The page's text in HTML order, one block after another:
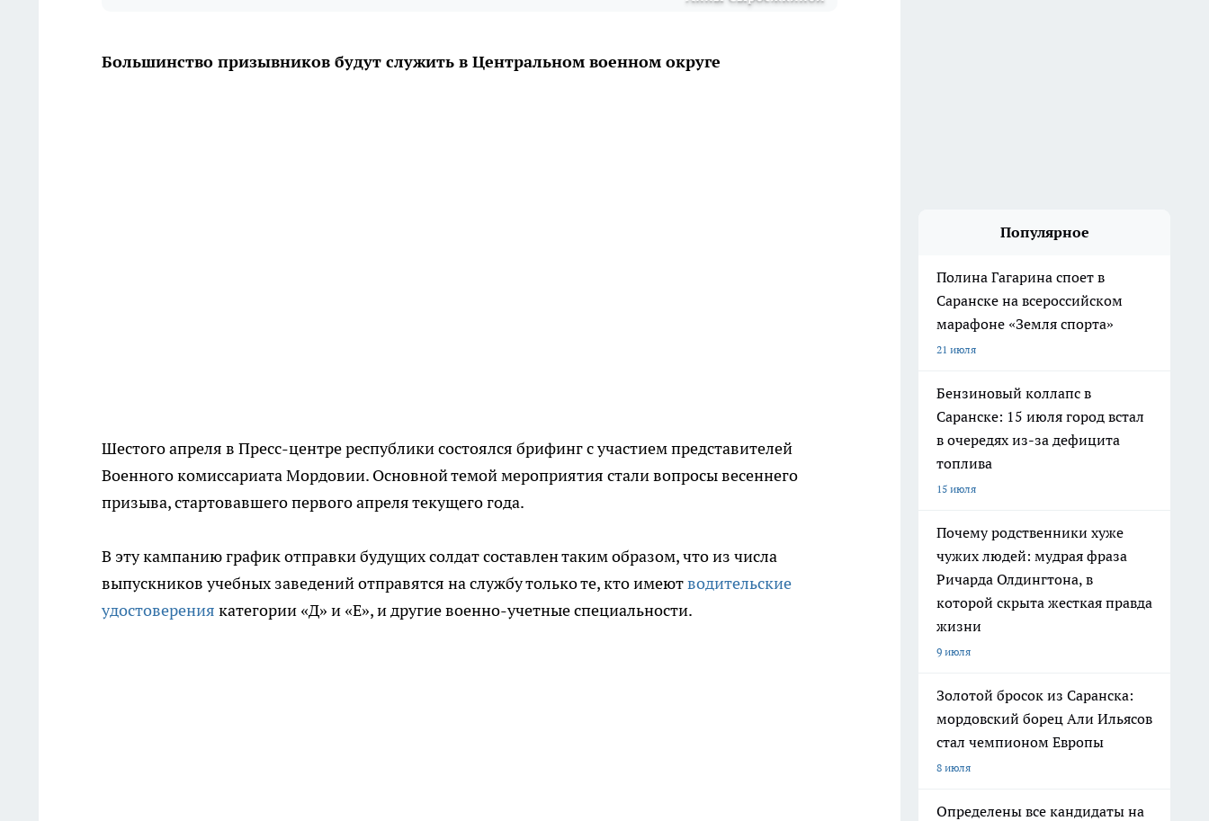
Большинство призывников будут служить в Центральном военном округе
Шестого апреля в Пресс-центре республики состоялся брифинг с участием представителей
Военного комиссариата Мордовии. Основной темой мероприятия стали вопросы весеннего
призыва, стартовавшего первого апреля текущего года.
В эту кампанию график отправки будущих солдат составлен таким образом, что из числа
выпускников учебных заведений отправятся на службу только те, кто имеютводительские
удостоверения категории «Д» и «Е», и другие военно-учетные специальности.
Популярное
Полина Гагарина споет в
Саранске на всероссийском
марафоне «Земля спорта»
21 июля
Бензиновый коллапс в
Саранске: 15 июля город встал
в очередях из-за дефицита
топлива
15 июля
Почему родственники хуже
чужих людей: мудрая фраза
Ричарда Олдингтона, в
которой скрыта жесткая правда
жизни
9 июля
Золотой бросок из Саранска:
мордовский борец Али Ильясов
стал чемпионом Европы
8 июля
Определены все кандидаты на